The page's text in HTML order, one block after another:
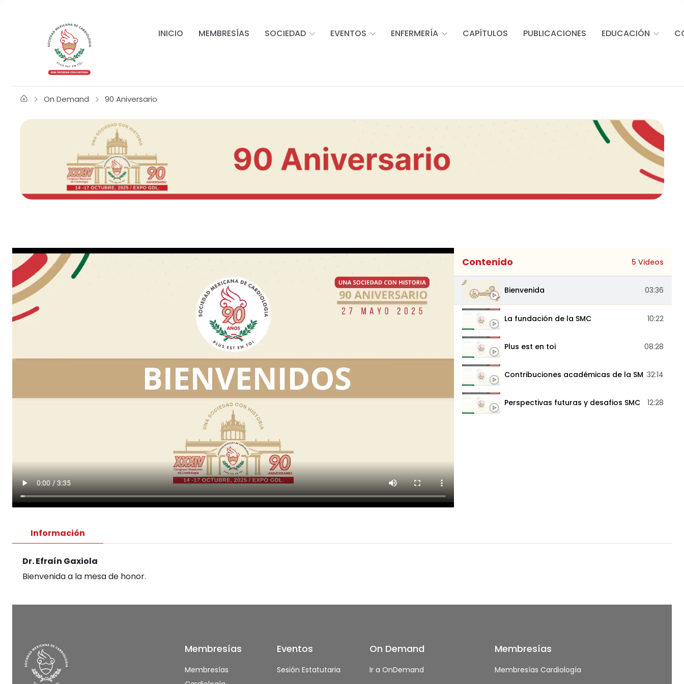
INICIO MEMBRESÍAS SOCIEDAD EVENTOS ENFERMERÍA CAPÍTULOS PUBLICACIONES EDUCACIÓN
On Demand 90 Aniversario
Contenido 5 Videos
Bienvenida 03:36
La fundación de la SMC 10:22
Plus est en toi 08:28
Contribuciones académicas de la SMC32:14
Perspectivas futuras y desafios SMC 12:28
Información
Dr. Efraín Gaxiola
Bienvenida a la mesa de honor.
Membresías
Membresías
Eventos
Sesión Estatutaria
On Demand
Ir a OnDemand
Membresías
Membresías Cardiología